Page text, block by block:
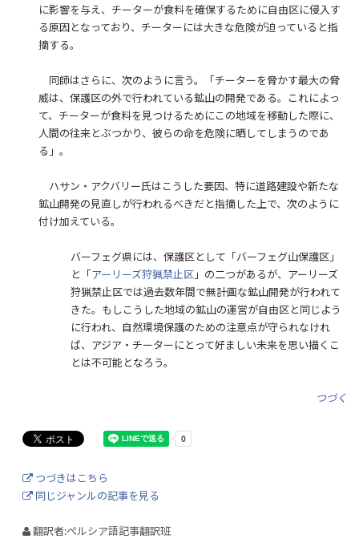
に影響を与え、チーターが食料を確保するために自由区に侵入す
る原因となっており、チーターには大きな危険が迫っていると指
摘する。
同師はさらに、次のように言う。「チーターを脅かす最大の脅
威は、保護区の外で行われている鉱山の開発である。これによっ
て、チーターが食料を見つけるためにこの地域を移動した際に、
人間の往来とぶつかり、彼らの命を危険に晒してしまうのであ
る」。
ハサン・アクバリー氏はこうした要因、特に道路建設や新たな
鉱山開発の見直しが行われるべきだと指摘した上で、次のように
付け加えている。
バーフェグ県には、保護区として「バーフェグ山保護区」
と「アーリーズ狩猟禁止区」の二つがあるが、アーリーズ
狩猟禁止区では過去数年間で無計画な鉱山開発が行われて
きた。もしこうした地域の鉱山の運営が自由区と同じよう
に行われ、自然環境保護のための注意点が守られなけれ
ば、アジア・チーターにとって好ましい未来を思い描くこ
とは不可能となろう。
つづく
つづきはこちら
同じジャンルの記事を見る
翻訳者:ペルシア語記事翻訳班